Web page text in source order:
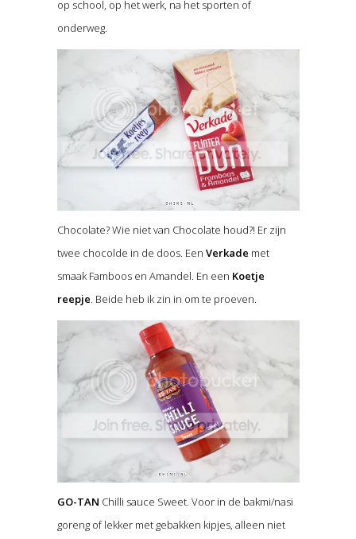
op school, op het werk, na het sporten of
onderweg.
Chocolate? Wie niet van Chocolate houd?! Er zijn
twee chocolde in de doos. Een Verkade met
smaak Famboos en Amandel. En een Koetje
reepje. Beide heb ik zin in om te proeven.
GO-TAN Chilli sauce Sweet. Voor in de bakmi/nasi
goreng of lekker met gebakken kipjes, alleen niet